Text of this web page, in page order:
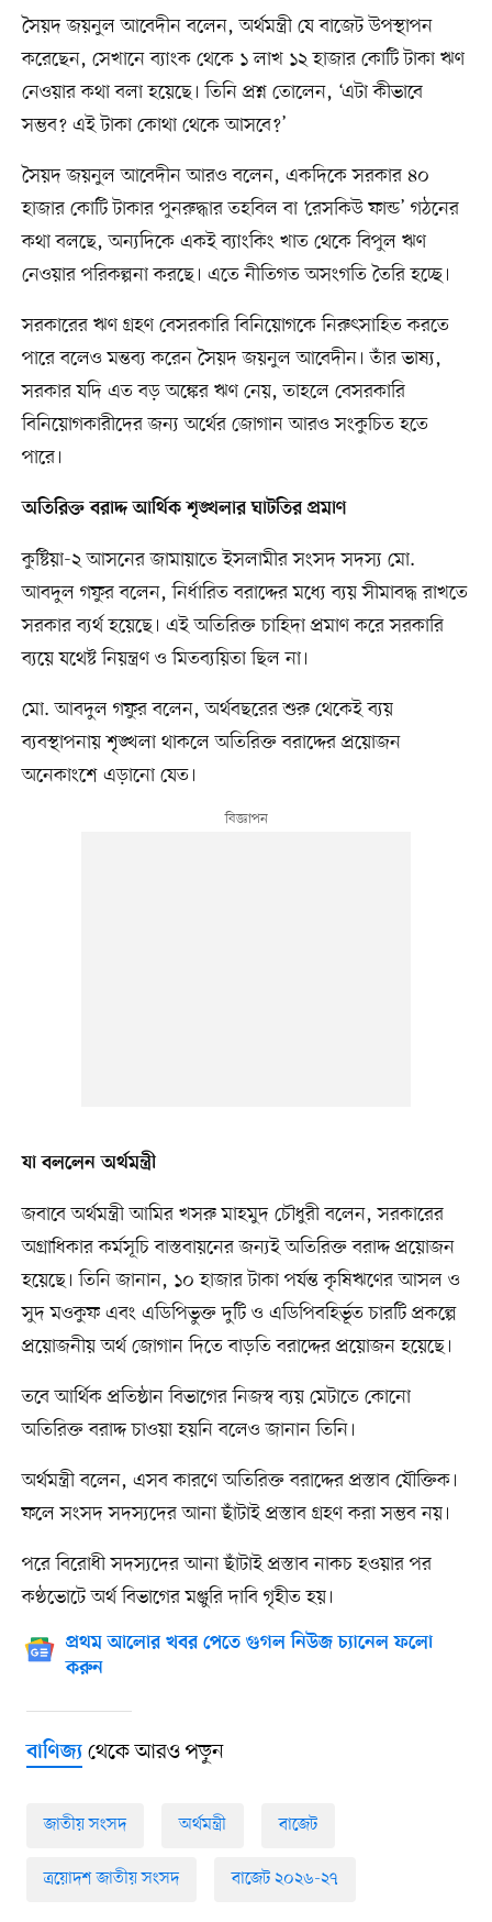
সৈয়দ জয়নুল আবেদীন বলেন, অর্থমন্ত্রী যে বাজেট উপস্থাপন
করেছেন, সেখানে ব্যাংক থেকে ১ লাখ ১২ হাজার কোটি টাকা ঋণ
নেওয়ার কথা বলা হয়েছে। তিনি প্রশ্ন তোলেন, ‘এটা কীভাবে
সম্ভব? এই টাকা কোথা থেকে আসবে?’
সৈয়দ জয়নুল আবেদীন আরও বলেন, একদিকে সরকার ৪০
হাজার কোটি টাকার পুনরুদ্ধার তহবিল বা ‘রেসকিউ ফান্ড’ গঠনের
কথা বলছে, অন্যদিকে একই ব্যাংকিং খাত থেকে বিপুল ঋণ
নেওয়ার পরিকল্পনা করছে। এতে নীতিগত অসংগতি তৈরি হচ্ছে।
সরকারের ঋণ গ্রহণ বেসরকারি বিনিয়োগকে নিরুৎসাহিত করতে
পারে বলেও মন্তব্য করেন সৈয়দ জয়নুল আবেদীন। তাঁর ভাষ্য,
সরকার যদি এত বড় অঙ্কের ঋণ নেয়, তাহলে বেসরকারি
বিনিয়োগকারীদের জন্য অর্থের জোগান আরও সংকুচিত হতে
পারে।
অতিরিক্ত বরাদ্দ আর্থিক শৃঙ্খলার ঘাটতির প্রমাণ
কুষ্টিয়া-২ আসনের জামায়াতে ইসলামীর সংসদ সদস্য মো.
আবদুল গফুর বলেন, নির্ধারিত বরাদ্দের মধ্যে ব্যয় সীমাবদ্ধ রাখতে
সরকার ব্যর্থ হয়েছে। এই অতিরিক্ত চাহিদা প্রমাণ করে সরকারি
ব্যয়ে যথেষ্ট নিয়ন্ত্রণ ও মিতব্যয়িতা ছিল না।
মো. আবদুল গফুর বলেন, অর্থবছরের শুরু থেকেই ব্যয়
ব্যবস্থাপনায় শৃঙ্খলা থাকলে অতিরিক্ত বরাদ্দের প্রয়োজন
অনেকাংশে এড়ানো যেত।
যা বললেন অর্থমন্ত্রী
জবাবে অর্থমন্ত্রী আমির খসরু মাহমুদ চৌধুরী বলেন, সরকারের
অগ্রাধিকার কর্মসূচি বাস্তবায়নের জন্যই অতিরিক্ত বরাদ্দ প্রয়োজন
হয়েছে। তিনি জানান, ১০ হাজার টাকা পর্যন্ত কৃষিঋণের আসল ও
সুদ মওকুফ এবং এডিপিভুক্ত দুটি ও এডিপিবহির্ভূত চারটি প্রকল্পে
প্রয়োজনীয় অর্থ জোগান দিতে বাড়তি বরাদ্দের প্রয়োজন হয়েছে।
তবে আর্থিক প্রতিষ্ঠান বিভাগের নিজস্ব ব্যয় মেটাতে কোনো
অতিরিক্ত বরাদ্দ চাওয়া হয়নি বলেও জানান তিনি।
অর্থমন্ত্রী বলেন, এসব কারণে অতিরিক্ত বরাদ্দের প্রস্তাব যৌক্তিক।
ফলে সংসদ সদস্যদের আনা ছাঁটাই প্রস্তাব গ্রহণ করা সম্ভব নয়।
পরে বিরোধী সদস্যদের আনা ছাঁটাই প্রস্তাব নাকচ হওয়ার পর
কণ্ঠভোটে অর্থ বিভাগের মঞ্জুরি দাবি গৃহীত হয়।
প্রথম আলোর খবর পেতে গুগল নিউজ চ্যানেল ফলো
করুন
বাণিজ্যথেকে আরও পড়ুন
জাতীয় সংসদ অর্থমন্ত্রী বাজেট
ত্রয়োদশ জাতীয় সংসদ বাজেট ২০২৬-২৭